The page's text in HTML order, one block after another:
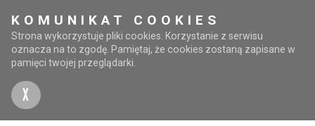
KOMUNIKAT COOKIES
Strona wykorzystuje pliki cookies. Korzystanie z serwisu
oznacza na to zgodę. Pamiętaj, że cookies zostaną zapisane w
pamięci twojej przeglądarki.
X